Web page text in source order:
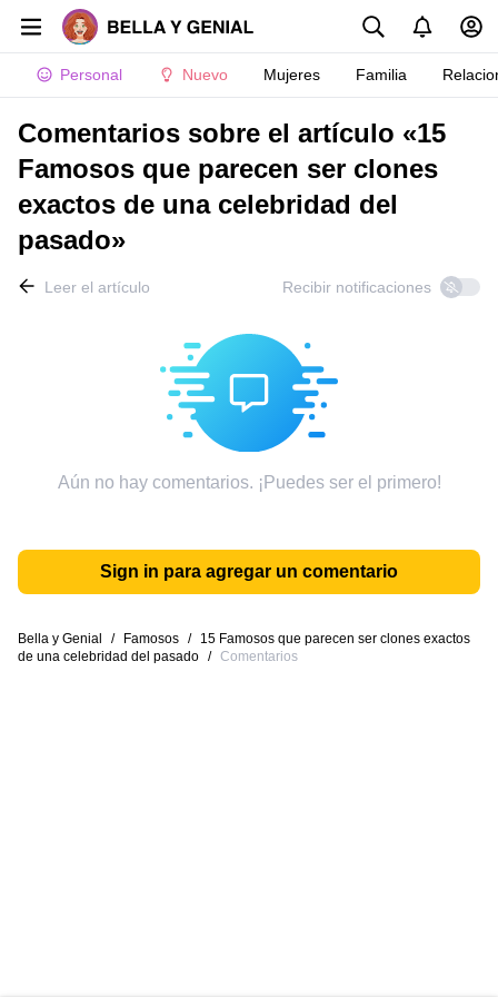
Personal Nuevo Mujeres Familia
Comentarios sobre el artículo «15
Famosos que parecen ser clones
exactos de una celebridad del
pasado»
Leer el artículo Recibir notificaciones
Aún no hay comentarios. ¡Puedes ser el primero!
Sign in para agregar un comentario
Bella y Genial / Famosos /
15 Famosos que parecen ser clones exactos
de una celebridad del pasado / Comentarios